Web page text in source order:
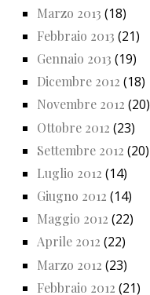
Marzo 2013 (18)
Febbraio 2013 (21)
Gennaio 2013 (19)
Dicembre 2012 (18)
Novembre 2012 (20)
Ottobre 2012 (23)
Settembre 2012 (20)
Luglio 2012 (14)
Giugno 2012 (14)
Maggio 2012 (22)
Aprile 2012 (22)
Marzo 2012 (23)
Febbraio 2012 (21)